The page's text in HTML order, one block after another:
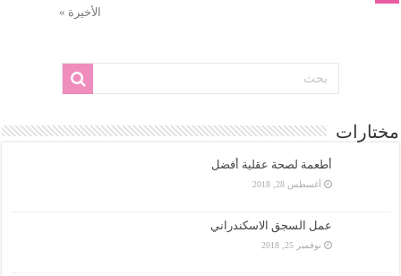
الأخيرة »
مختارات
أطعمة لصحة عقلية أفضل
أغسطس 28, 2018
عمل السجق الاسكندراني
نوفمبر 25, 2018